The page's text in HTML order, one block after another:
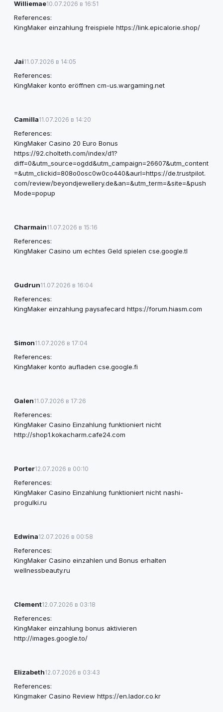
Williemae10.07.2026 в 16:51
References:
KingMaker einzahlung freispiele https://link.epicalorie.shop/
Jai11.07.2026 в 14:05
References:
KingMaker konto eröffnen cm-us.wargaming.net
Camilla11.07.2026 в 14:20
References:
KingMaker Casino 20 Euro Bonus
https://92.cholteth.com/index/d1?
diff=0&utm_source=ogdd&utm_campaign=26607&utm_content
=&utm_clickid=808o0osc0w0co440&aurl=https://de.trustpilot.
com/review/beyondjewellery.de&an=&utm_term=&site=&push
Mode=popup
Charmain11.07.2026 в 15:16
References:
KingMaker Casino um echtes Geld spielen cse.google.tl
Gudrun11.07.2026 в 16:04
References:
KingMaker einzahlung paysafecard https://forum.hiasm.com
Simon11.07.2026 в 17:04
References:
KingMaker konto aufladen cse.google.fi
Galen11.07.2026 в 17:26
References:
KingMaker Casino Einzahlung funktioniert nicht
http://shop1.kokacharm.cafe24.com
Porter12.07.2026 в 00:10
References:
KingMaker Casino Einzahlung funktioniert nicht nashi-
progulki.ru
Edwina12.07.2026 в 00:58
References:
KingMaker Casino einzahlen und Bonus erhalten
wellnessbeauty.ru
Clement12.07.2026 в 03:18
References:
KingMaker einzahlung bonus aktivieren
http://images.google.to/
Elizabeth12.07.2026 в 03:43
References:
Kingmaker Casino Review https://en.lador.co.kr